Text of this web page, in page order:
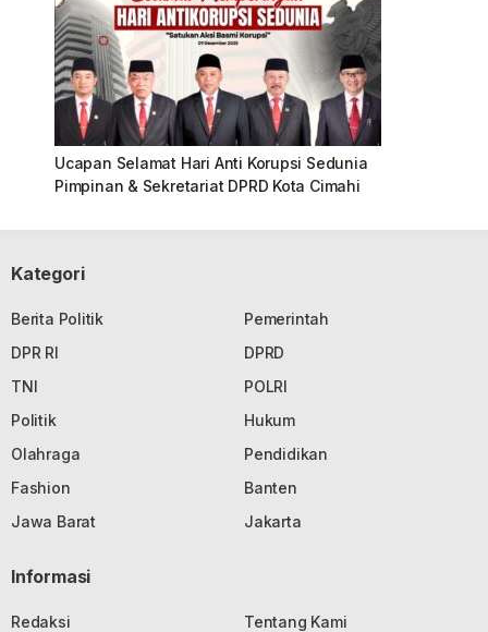
Ucapan Selamat Hari Anti Korupsi Sedunia
Pimpinan & Sekretariat DPRD Kota Cimahi
Kategori
Berita Politik
Pemerintah
DPR RI
DPRD
TNI
POLRI
Politik
Hukum
Olahraga
Pendidikan
Fashion
Banten
Jawa Barat
Jakarta
Informasi
Redaksi Tentang Kami